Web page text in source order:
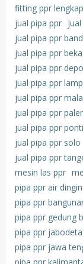
fitting ppr lengkap
jual pipa ppr
jual pipa ppr
jual pipa ppr
jual pipa ppr
jual pipa ppr
jual pipa ppr
jual pipa ppr
jual pipa ppr
jual pipa ppr solo
jual pipa ppr
mesin las ppr
pipa ppr air dingin
pipa ppr
pipa ppr gedung
pipa ppr
pipa ppr jawa